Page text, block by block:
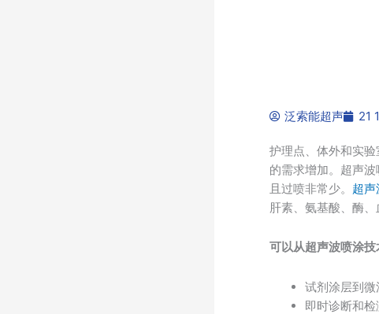
泛索能超声 21
护理点、体外和实
的需求增加。超声
且过喷非常少。 超声
肝素、氨基酸、酶
可以从超声波喷涂技
试剂涂层到微
即时诊断和检